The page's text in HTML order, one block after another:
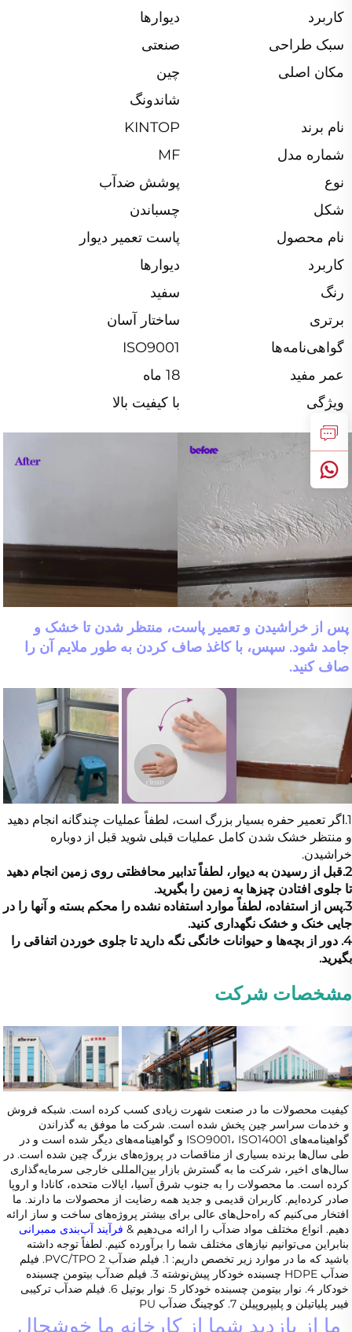
کاربرد
دیوارها
سبک طراحی
صنعتی
مکان اصلی
چین
شاندونگ
نام برند
KINTOP
شماره مدل
MF
نوع
پوشش ضدآب
شکل
چسباندن
نام محصول
پاست تعمیر دیوار
کاربرد
دیوارها
رنگ
سفید
برتری
ساختار آسان
گواهی‌نامه‌ها
ISO9001
عمر مفید
18 ماه
ویژگی
با کیفیت بالا
صاف کنید.
1.اگر تعمیر حفره بسیار بزرگ است، لطفاً عملیات چندگانه انجام دهید
و منتظر خشک شدن کامل عملیات قبلی شوید قبل از دوباره
خراشیدن.
2.قبل از رسیدن به دیوار، لطفاً تدابیر محافظتی روی زمین انجام دهید
تا جلوی افتادن چیزها به زمین را بگیرید.
3.پس از استفاده، لطفاً موارد استفاده نشده را محکم بسته و آنها را در
جایی خنک و خشک نگهداری کنید.
4. دور از بچه‌ها و حیوانات خانگی نگه دارید تا جلوی خوردن اتفاقی را
بگیرید.
مشخصات شرکت
دهیم. انواع مختلف مواد ضدآب را ارائه می‌دهیم &
فرآیند آب‌بندی ممبرانی
فیبر پلیاتیلن و پلیپروپیلن 7. کوچینگ ضدآب PU